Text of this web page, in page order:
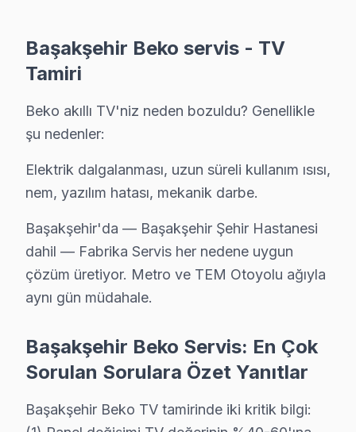
· Orijinal ve OEM yedek parça tedarikçisi
· 2010'dan günümüze tüm Beko modelleri
Başakşehir Servis İstatistikleri
· Başakşehir'de
· Ortalama tamir süresi:2–3 iş günü
· Tüm işlemler2 yıl garantili
Bu sayfayla ilgili hizmet sayfaları:
↑ Beko Servis Ana Sayfası
↑ Başakşehir TV Servis Merkezi
Başakşehir Yakın İlçelerde Beko Servisi
Başakşehir Beko servis - TV
Tamiri
Beko akıllı TV'niz neden bozuldu? Genellikle
şu nedenler:
Elektrik dalgalanması, uzun süreli kullanım ısısı,
nem, yazılım hatası, mekanik darbe.
Başakşehir'da — Başakşehir Şehir Hastanesi
dahil — Fabrika Servis her nedene uygun
çözüm üretiyor. Metro ve TEM Otoyolu ağıyla
aynı gün müdahale.
Başakşehir Beko Servis: En Çok
Sorulan Sorulara Özet Yanıtlar
Başakşehir Beko TV tamirinde iki kritik bilgi: